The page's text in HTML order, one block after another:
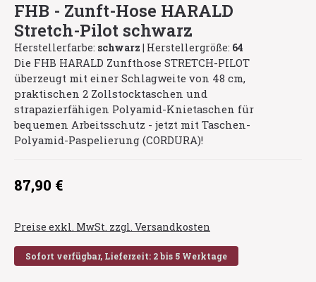
FHB - Zunft-Hose HARALD
Stretch-Pilot schwarz
Herstellerfarbe: schwarz | Herstellergröße: 64
Die FHB HARALD Zunfthose STRETCH-PILOT
überzeugt mit einer Schlagweite von 48 cm,
praktischen 2 Zollstocktaschen und
strapazierfähigen Polyamid-Knietaschen für
bequemen Arbeitsschutz - jetzt mit Taschen-
Polyamid-Paspelierung (CORDURA)!
Regulärer Preis:
87,90 €
Preise exkl. MwSt. zzgl. Versandkosten
Sofort verfügbar, Lieferzeit: 2 bis 5 Werktage